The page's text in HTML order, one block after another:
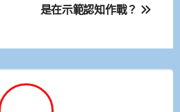
是在示範認知作戰？